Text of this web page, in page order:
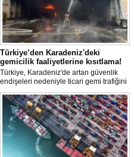
Türkiye’den Karadeniz'deki
gemicilik faaliyetlerine kısıtlama!
Türkiye, Karadeniz'de artan güvenlik
endişeleri nedeniyle ticari gemi trafiğini
kısıtlamaya başladı. Bu durum,
bölgedeki gıda güvenliğini tehdit ediyor.